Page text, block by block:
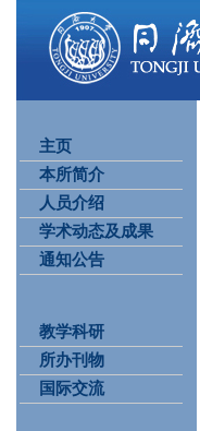
主页
本所简介
人员介绍
学术动态及成果
通知公告
教学科研
所办刊物
国际交流